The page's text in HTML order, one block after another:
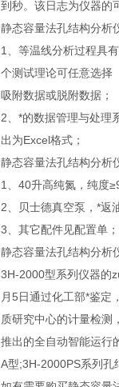
到秒。该日志为仪器的
静态容量法孔结构分析
1、等温线分析过程具
个测试理论可任意选择
吸附数据或脱附数据；
2、*的数据管理与处理
出为Excel格式；
静态容量法孔结构分析
1、40升高纯氮，纯度
2、贝士德真空泵，*返
3、其它配件见配置单；
静态容量法孔结构分析
3H-2000型系列仪器的
月5日通过化工部*鉴
质研究中心的计量检
推出的全自动智能运行
A型;3H-2000PS系列孔